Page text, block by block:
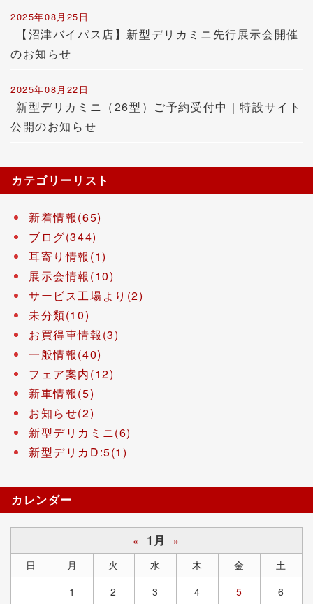
2025年08月25日
【沼津バイパス店】新型デリカミニ先行展示会開催
のお知らせ
2025年08月22日
新型デリカミニ（26型）ご予約受付中｜特設サイト
公開のお知らせ
カテゴリーリスト
新着情報(65)
ブログ(344)
耳寄り情報(1)
展示会情報(10)
サービス工場より(2)
未分類(10)
お買得車情報(3)
一般情報(40)
フェア案内(12)
新車情報(5)
お知らせ(2)
新型デリカミニ(6)
新型デリカD:5(1)
カレンダー
« 1月
»
日
月 火 水 木 金
土
1
2 3 4 5 6